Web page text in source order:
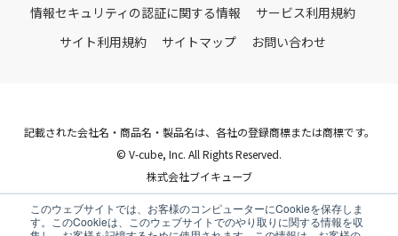
このウェブサイトでは、お客様のコンピューターにCookieを保存しま
す。このCookieは、このウェブサイトでのやり取りに関する情報を収
情報セキュリティの認証に関する情報
サービス利用規約
サイト利用規約
サイトマップ お問い合わせ
記載された会社名・商品名・製品名は、各社の登録商標または商標です。
© V-cube, Inc. All Rights Reserved.
株式会社ブイキューブ
Follow Us